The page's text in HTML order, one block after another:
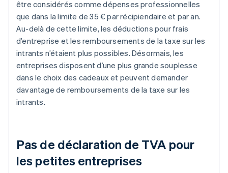
être considérés comme dépenses professionnelles
que dans la limite de 35 € par récipiendaire et par an.
Au-delà de cette limite, les déductions pour frais
d’entreprise et les remboursements de la taxe sur les
intrants n’étaient plus possibles. Désormais, les
entreprises disposent d’une plus grande souplesse
dans le choix des cadeaux et peuvent demander
davantage de remboursements de la taxe sur les
intrants.
Pas de déclaration de TVA pour
les petites entreprises